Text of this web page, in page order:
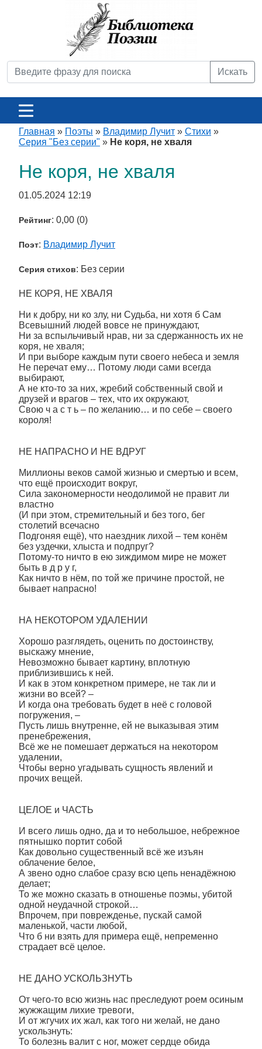
Искать
Главная » Поэты » Владимир Лучит » Стихи »
Серия "Без серии" » Не коря, не хваля
Не коря, не хваля
01.05.2024 12:19
Рейтинг: 0,00 (0)
Поэт: Владимир Лучит
Серия стихов: Без серии
НЕ КОРЯ, НЕ ХВАЛЯ
Ни к добру, ни ко злу, ни Судьба, ни хотя б Сам
Всевышний людей вовсе не принуждают,
Ни за вспыльчивый нрав, ни за сдержанность их не
коря, не хваля;
И при выборе каждым пути своего небеса и земля
Не перечат ему… Потому люди сами всегда
выбирают,
А не кто-то за них, жребий собственный свой и
друзей и врагов – тех, что их окружают,
Свою ч а с т ь – по желанию… и по себе – своего
короля!
НЕ НАПРАСНО И НЕ ВДРУГ
Миллионы веков самой жизнью и смертью и всем,
что ещё происходит вокруг,
Сила закономерности неодолимой не правит ли
властно
(И при этом, стремительный и без того, бег
столетий всечасно
Подгоняя ещё), что наездник лихой – тем конём
без уздечки, хлыста и подпруг?
Потому-то ничто в ею зиждимом мире не может
быть в д р у г,
Как ничто в нём, по той же причине простой, не
бывает напрасно!
НА НЕКОТОРОМ УДАЛЕНИИ
Хорошо разглядеть, оценить по достоинству,
выскажу мнение,
Невозможно бывает картину, вплотную
приблизившись к ней.
И как в этом конкретном примере, не так ли и
жизни во всей? –
И когда она требовать будет в неё с головой
погружения, –
Пусть лишь внутренне, ей не выказывая этим
пренебрежения,
Всё же не помешает держаться на некотором
удалении,
Чтобы верно угадывать сущность явлений и
прочих вещей.
ЦЕЛОЕ и ЧАСТЬ
И всего лишь одно, да и то небольшое, небрежное
пятнышко портит собой
Как довольно существенный всё же изъян
облачение белое,
А звено одно слабое сразу всю цепь ненадёжною
делает;
То же можно сказать в отношенье поэмы, убитой
одной неудачной строкой…
Впрочем, при поврежденье, пускай самой
маленькой, части любой,
Что б ни взять для примера ещё, непременно
страдает всё целое.
НЕ ДАНО УСКОЛЬЗНУТЬ
От чего-то всю жизнь нас преследуют роем осиным
жужжащим лихие тревоги,
И от жгучих их жал, как того ни желай, не дано
ускользнуть:
То болезнь валит с ног, может сердце обида